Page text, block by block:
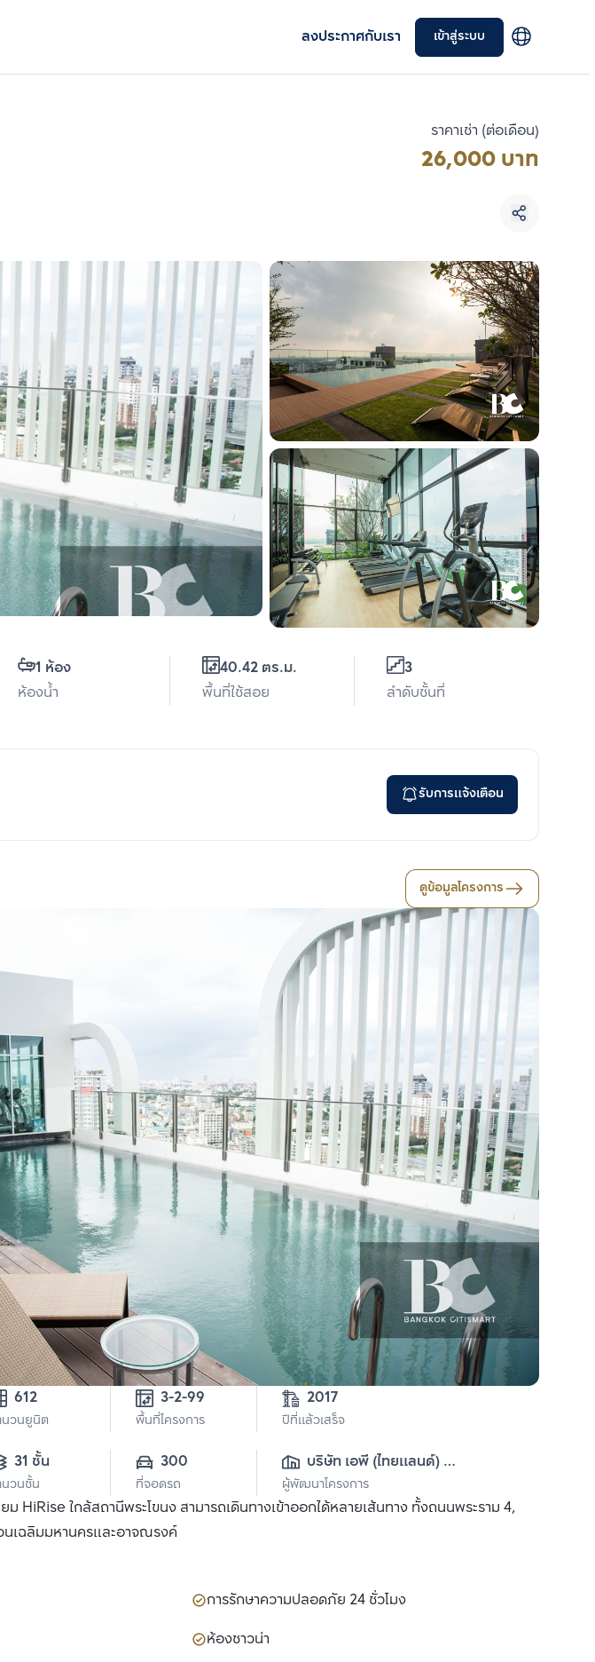
ลงประกาศกับเรา เข้าสู่ระบบ
ราคาเช่า (ต่อเดือน)
26,000 บาท
1 ห้อง
ห้องน้ำ
40.42 ตร.ม.
พื้นที่ใช้สอย
3
ลำดับชั้นที่
รับการแจ้งเตือน
ดูข้อมูลโครงการ
612
นวนยูนิต พื้นที่โครงการ
2017
ปีที่แล้วเสร็จ
31 ชั้น
นวนชั้น
300
ที่จอดรถ
บริษัท เอพี (ไทยแลนด์)
จำกัด(มหาชน)
ผู้พัฒนาโครงการ
HiRise ใกล้สถานีพระโขนง สามารถเดินทางเข้าออกได้หลายเส้นทาง ทั้งถนนพระราม 4,
เฉลิมมหานครและอาจณรงค์
การรักษาความปลอดภัย 24 ชั่วโมง
ห้องซาวน่า
เลือกยูนิตเพื่อเปรียบเทียบ
เลือกได้สูงสุด 3 รายการ
เปรียบเทียบ
ลบทั้งหมด